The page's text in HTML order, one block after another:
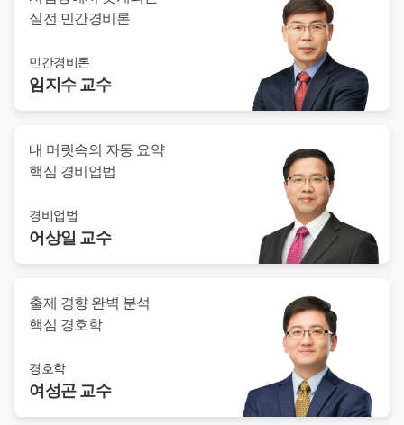
실전 민간경비론
민간경비론
임지수교수
내 머릿속의 자동 요약
핵심 경비업법
경비업법
어상일 교수
출제 경향 완벽 분석
핵심 경호학
경호학
여성곤교수